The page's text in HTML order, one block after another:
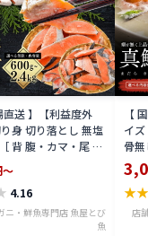
直送 】【利益度外
身 切り落とし 無塩
背 腹・カマ・尾 ］
骨取り・骨無し 骨
し 骨取り・骨無し
12ka
～
4.16
ニ・鮮魚専門店 魚屋とび
魚
【
イ
骨
(真
ライ
★
店